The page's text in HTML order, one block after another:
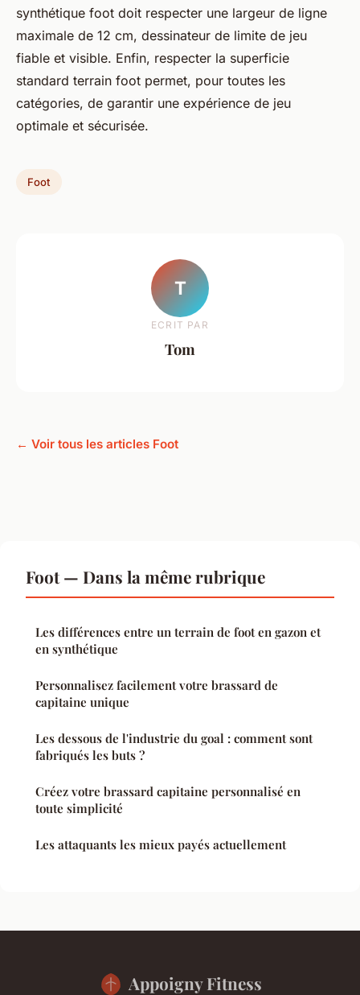
synthétique foot doit respecter une largeur de ligne
maximale de 12 cm, dessinateur de limite de jeu
fiable et visible. Enfin, respecter la superficie
standard terrain foot permet, pour toutes les
catégories, de garantir une expérience de jeu
optimale et sécurisée.
Foot
T
ECRIT PAR
Tom
← Voir tous les articles Foot
Foot — Dans la même rubrique
Les différences entre un terrain de foot en gazon et
en synthétique
Personnalisez facilement votre brassard de
capitaine unique
Les dessous de l'industrie du goal : comment sont
fabriqués les buts ?
Créez votre brassard capitaine personnalisé en
toute simplicité
Les attaquants les mieux payés actuellement
Appoigny Fitness